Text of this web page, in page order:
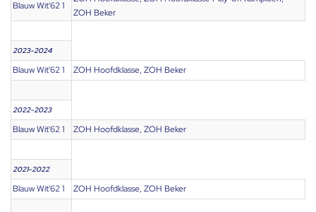
Blauw Wit'62 1
ZOH Beker
2023-2024
Blauw Wit'62 1 ZOH Hoofdklasse, ZOH Beker
2022-2023
Blauw Wit'62 1 ZOH Hoofdklasse, ZOH Beker
2021-2022
Blauw Wit'62 1 ZOH Hoofdklasse, ZOH Beker